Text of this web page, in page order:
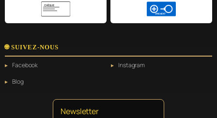
CHÈQUE
VIREMENT
🌐 SUIVEZ-NOUS
Facebook
Instagram
Blog
Newsletter